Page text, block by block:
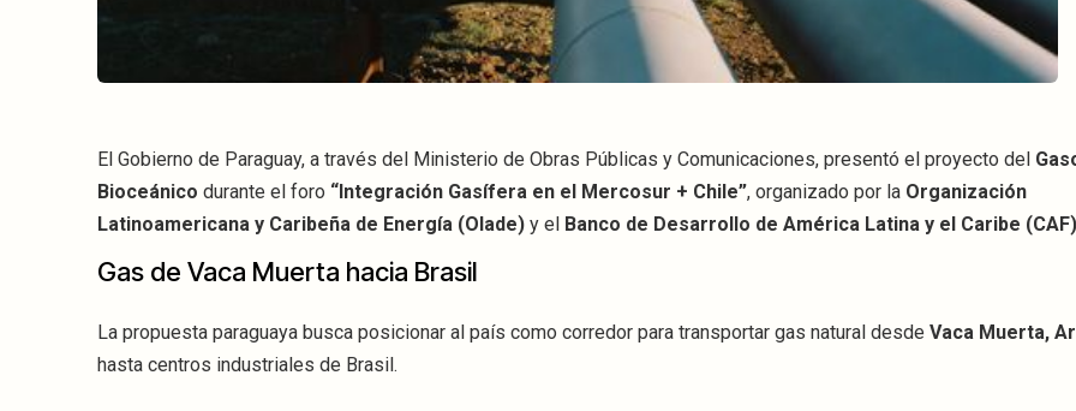
El Gobierno de Paraguay, a través del Ministerio de Obras Públicas y Comunicaciones, presentó el proyecto del
Bioceánico durante el foro “Integración Gasífera en el Mercosur + Chile”, organizado por la Organización
Latinoamericana y Caribeña de Energía (Olade) y el Banco de Desarrollo de América Latina y el Caribe (CAF)
Gas de Vaca Muerta hacia Brasil
La propuesta paraguaya busca posicionar al país como corredor para transportar gas natural desde Vaca Muerta,
hasta centros industriales de Brasil.